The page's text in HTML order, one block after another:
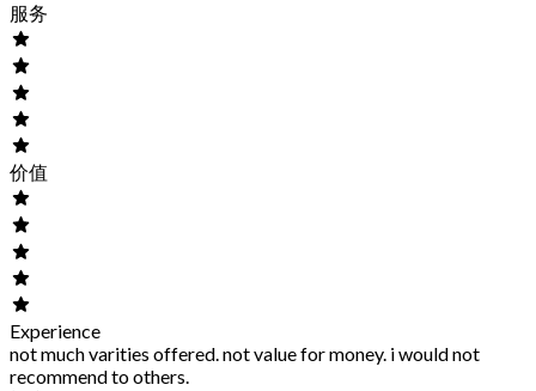
服务
价值
Experience
not much varities offered. not value for money. i would not
recommend to others.